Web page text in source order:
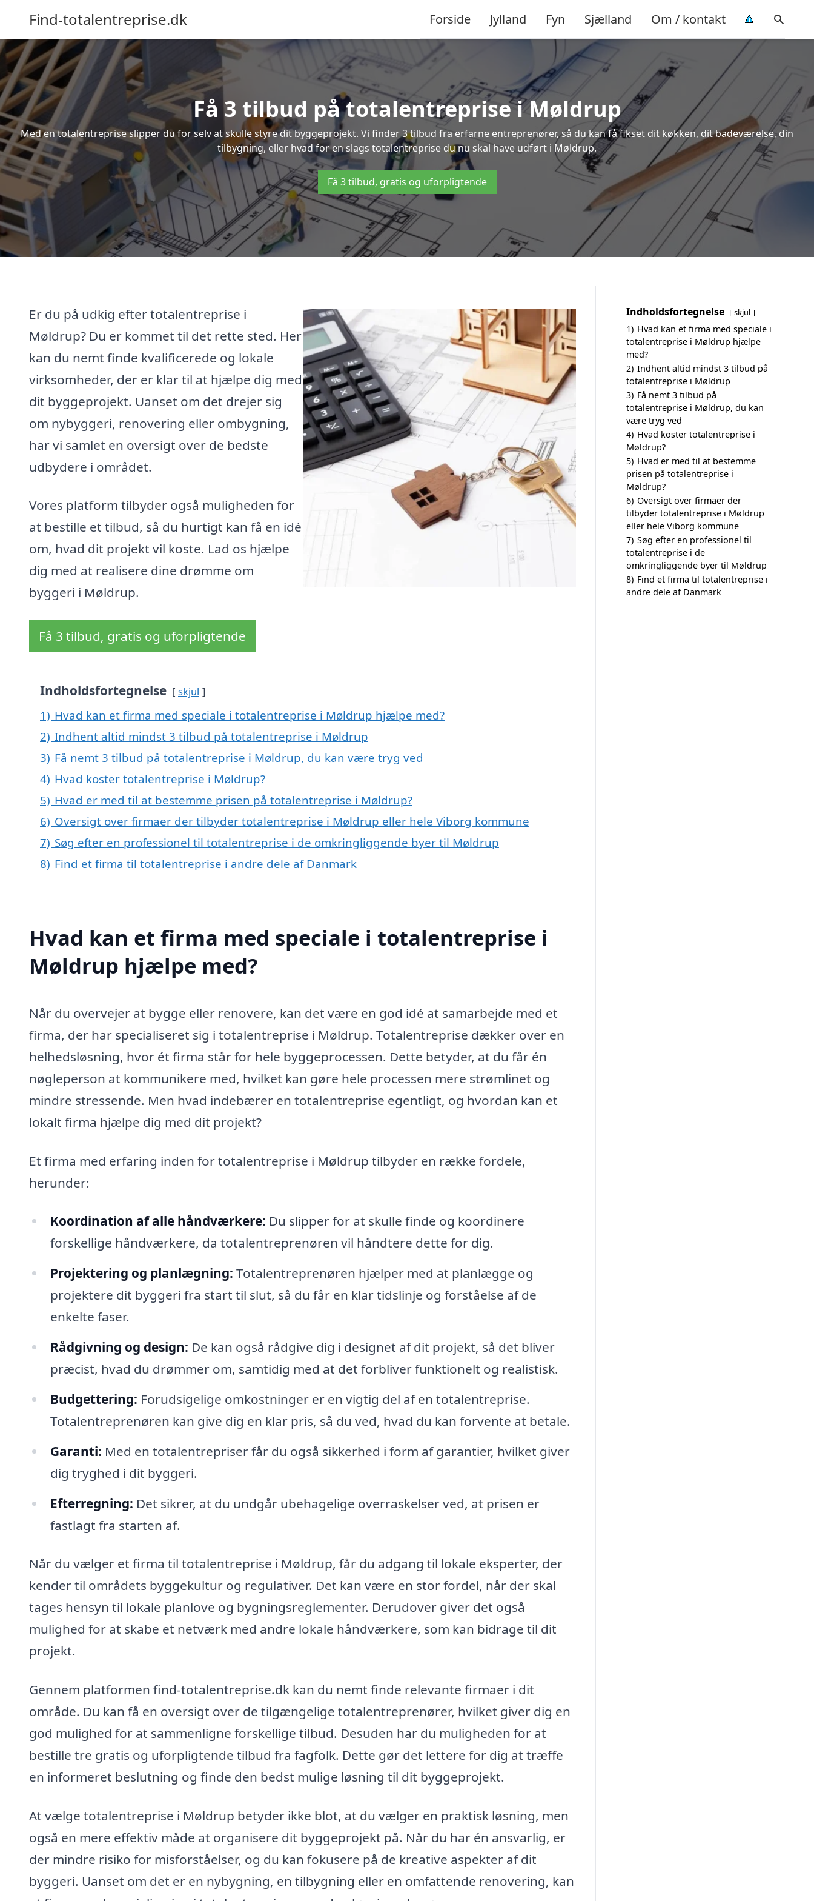
Find-totalentreprise.dk Forside Jylland Fyn Sjælland Om / kontakt
Få 3 tilbud på totalentreprise i Møldrup
Med en totalentreprise slipper du for selv at skulle styre dit byggeprojekt. Vi finder 3 tilbud fra erfarne entreprenører, så du kan få fikset dit køkken, dit badeværelse, din
tilbygning, eller hvad for en slags totalentreprise du nu skal have udført i Møldrup.
Få 3 tilbud, gratis og uforpligtende
Er du på udkig efter totalentreprise i
Møldrup? Du er kommet til det rette sted. Her
kan du nemt finde kvalificerede og lokale
virksomheder, der er klar til at hjælpe dig med
dit byggeprojekt. Uanset om det drejer sig
om nybyggeri, renovering eller ombygning,
har vi samlet en oversigt over de bedste
udbydere i området.
Vores platform tilbyder også muligheden for
at bestille et tilbud, så du hurtigt kan få en idé
om, hvad dit projekt vil koste. Lad os hjælpe
dig med at realisere dine drømme om
byggeri i Møldrup.
Få 3 tilbud, gratis og uforpligtende
Indholdsfortegnelse skjul
1) Hvad kan et firma med speciale i totalentreprise i Møldrup hjælpe med?
2) Indhent altid mindst 3 tilbud på totalentreprise i Møldrup
3) Få nemt 3 tilbud på totalentreprise i Møldrup, du kan være tryg ved
4) Hvad koster totalentreprise i Møldrup?
5) Hvad er med til at bestemme prisen på totalentreprise i Møldrup?
6) Oversigt over firmaer der tilbyder totalentreprise i Møldrup eller hele Viborg kommune
7) Søg efter en professionel til totalentreprise i de omkringliggende byer til Møldrup
8) Find et firma til totalentreprise i andre dele af Danmark
Hvad kan et firma med speciale i totalentreprise i
Møldrup hjælpe med?
Når du overvejer at bygge eller renovere, kan det være en god idé at samarbejde med et
firma, der har specialiseret sig i totalentreprise i Møldrup. Totalentreprise dækker over en
helhedsløsning, hvor ét firma står for hele byggeprocessen. Dette betyder, at du får én
nøgleperson at kommunikere med, hvilket kan gøre hele processen mere strømlinet og
mindre stressende. Men hvad indebærer en totalentreprise egentligt, og hvordan kan et
lokalt firma hjælpe dig med dit projekt?
Et firma med erfaring inden for totalentreprise i Møldrup tilbyder en række fordele,
herunder:
Koordination af alle håndværkere: Du slipper for at skulle finde og koordinere
forskellige håndværkere, da totalentreprenøren vil håndtere dette for dig.
Projektering og planlægning: Totalentreprenøren hjælper med at planlægge og
projektere dit byggeri fra start til slut, så du får en klar tidslinje og forståelse af de
enkelte faser.
Rådgivning og design: De kan også rådgive dig i designet af dit projekt, så det bliver
præcist, hvad du drømmer om, samtidig med at det forbliver funktionelt og realistisk.
Budgettering: Forudsigelige omkostninger er en vigtig del af en totalentreprise.
Totalentreprenøren kan give dig en klar pris, så du ved, hvad du kan forvente at betale.
Garanti: Med en totalentrepriser får du også sikkerhed i form af garantier, hvilket giver
dig tryghed i dit byggeri.
Efterregning: Det sikrer, at du undgår ubehagelige overraskelser ved, at prisen er
fastlagt fra starten af.
Når du vælger et firma til totalentreprise i Møldrup, får du adgang til lokale eksperter, der
kender til områdets byggekultur og regulativer. Det kan være en stor fordel, når der skal
tages hensyn til lokale planlove og bygningsreglementer. Derudover giver det også
mulighed for at skabe et netværk med andre lokale håndværkere, som kan bidrage til dit
projekt.
Gennem platformen find-totalentreprise.dk kan du nemt finde relevante firmaer i dit
område. Du kan få en oversigt over de tilgængelige totalentreprenører, hvilket giver dig en
god mulighed for at sammenligne forskellige tilbud. Desuden har du muligheden for at
bestille tre gratis og uforpligtende tilbud fra fagfolk. Dette gør det lettere for dig at træffe
en informeret beslutning og finde den bedst mulige løsning til dit byggeprojekt.
At vælge totalentreprise i Møldrup betyder ikke blot, at du vælger en praktisk løsning, men
også en mere effektiv måde at organisere dit byggeprojekt på. Når du har én ansvarlig, er
der mindre risiko for misforståelser, og du kan fokusere på de kreative aspekter af dit
byggeri. Uanset om det er en nybygning, en tilbygning eller en omfattende renovering, kan
Indholdsfortegnelse skjul
1) Hvad kan et firma med speciale i
totalentreprise i Møldrup hjælpe
med?
2) Indhent altid mindst 3 tilbud på
totalentreprise i Møldrup
3) Få nemt 3 tilbud på
totalentreprise i Møldrup, du kan
være tryg ved
4) Hvad koster totalentreprise i
Møldrup?
5) Hvad er med til at bestemme
prisen på totalentreprise i
Møldrup?
6) Oversigt over firmaer der
tilbyder totalentreprise i Møldrup
eller hele Viborg kommune
7) Søg efter en professionel til
totalentreprise i de
omkringliggende byer til Møldrup
8) Find et firma til totalentreprise i
andre dele af Danmark